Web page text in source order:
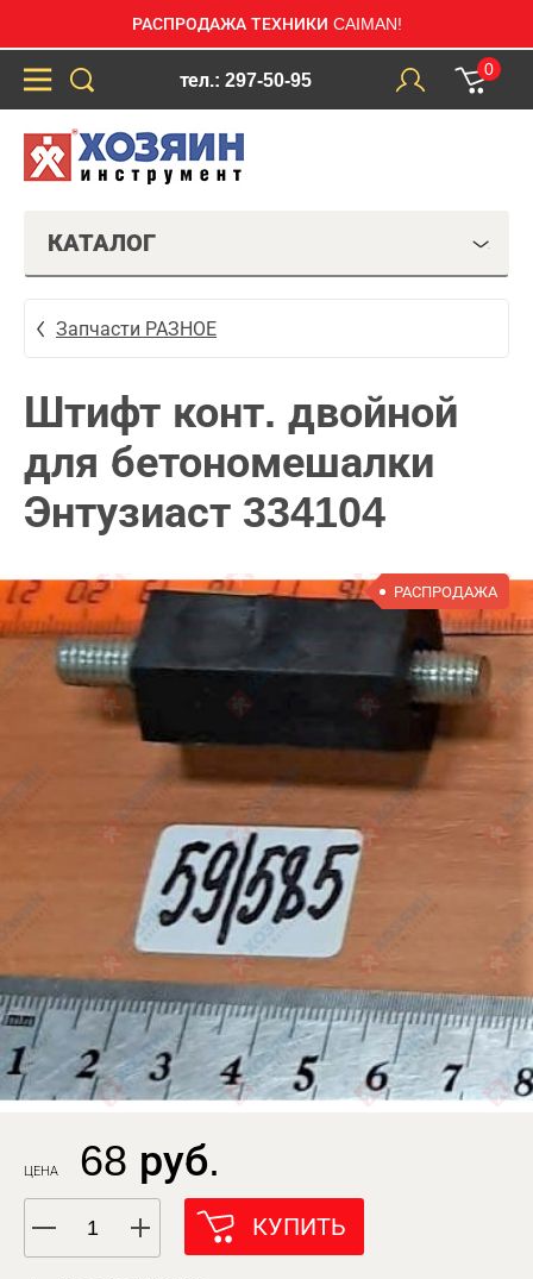
РАСПРОДАЖА ТЕХНИКИ CAIMAN!
тел.: 297-50-95
0
КАТАЛОГ
Запчасти РАЗНОЕ
Штифт конт. двойной
для бетономешалки
Энтузиаст 334104
РАСПРОДАЖА
ЦЕНА 68 руб.
КУПИТЬ